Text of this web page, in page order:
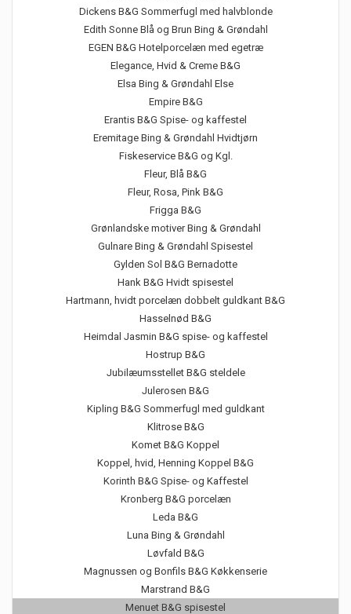
Dickens B&G Sommerfugl med halvblonde
Edith Sonne Blå og Brun Bing & Grøndahl
EGEN B&G Hotelporcelæn med egetræ
Elegance, Hvid & Creme B&G
Elsa Bing & Grøndahl Else
Empire B&G
Erantis B&G Spise- og kaffestel
Eremitage Bing & Grøndahl Hvidtjørn
Fiskeservice B&G og Kgl.
Fleur, Blå B&G
Fleur, Rosa, Pink B&G
Frigga B&G
Grønlandske motiver Bing & Grøndahl
Gulnare Bing & Grøndahl Spisestel
Gylden Sol B&G Bernadotte
Hank B&G Hvidt spisestel
Hartmann, hvidt porcelæn dobbelt guldkant B&G
Hasselnød B&G
Heimdal Jasmin B&G spise- og kaffestel
Hostrup B&G
Jubilæumsstellet B&G steldele
Julerosen B&G
Kipling B&G Sommerfugl med guldkant
Klitrose B&G
Komet B&G Koppel
Koppel, hvid, Henning Koppel B&G
Korinth B&G Spise- og Kaffestel
Kronberg B&G porcelæn
Leda B&G
Luna Bing & Grøndahl
Løvfald B&G
Magnussen og Bonfils B&G Køkkenserie
Marstrand B&G
Menuet B&G spisestel